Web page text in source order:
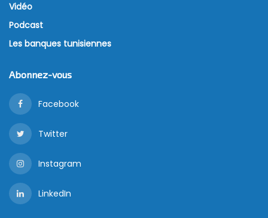
Vidéo
Podcast
Les banques tunisiennes
Abonnez-vous
Facebook
Twitter
Instagram
LinkedIn